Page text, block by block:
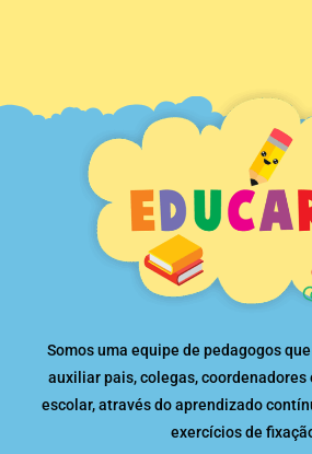
Somos uma equipe de pedagogos
auxiliar pais, colegas, coordenadores
escolar, através do aprendizado
exercícios de